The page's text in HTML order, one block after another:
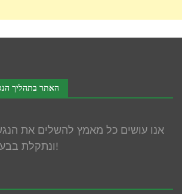
האתר בתהליך
אנו עושים כל מאמץ להשלים את
ונתקלת בבעיה אנא פנה אלינו!